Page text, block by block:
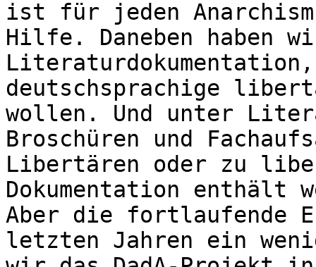
ist für jeden
Hilfe. Daneben haben
deutschsprachige
wollen. Und unter
Broschüren und
Libertären oder zu
Dokumentation
Aber die fortlaufende
letzten Jahren ein